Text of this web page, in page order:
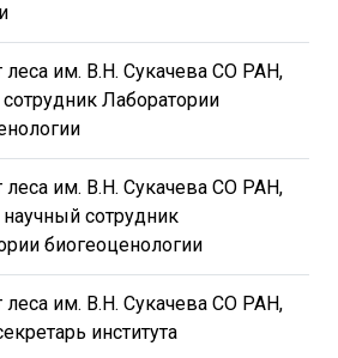
леса им. В.Н. Сукачева СО РАН,
Лаборатории
леса им. В.Н. Сукачева СО РАН,
сотрудник
биогеоценологии
леса им. В.Н. Сукачева СО РАН,
института